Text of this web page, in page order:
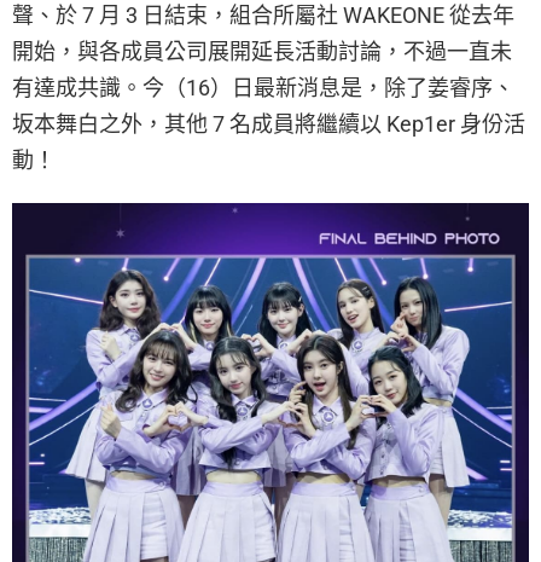
聲、於 7 月 3 日結束，組合所屬社 WAKEONE 從去年
開始，與各成員公司展開延長活動討論，不過一直未
有達成共識。今（16）日最新消息是，除了姜睿序、
坂本舞白之外，其他 7 名成員將繼續以 Kep1er 身份活
動！